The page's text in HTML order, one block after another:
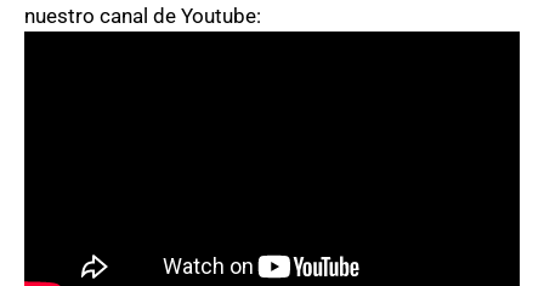
nuestro canal de Youtube: